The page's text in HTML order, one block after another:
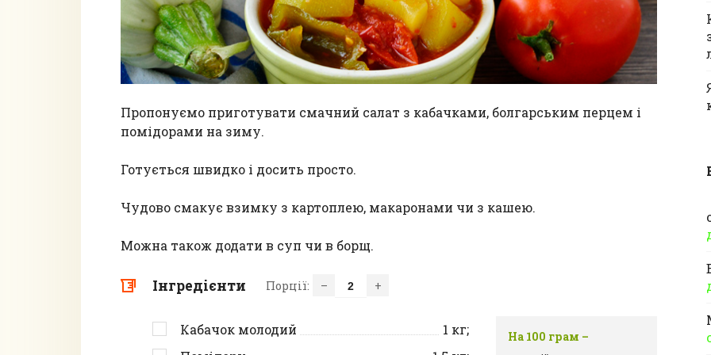
Пропонуємо приготувати смачний салат з кабачками, болгарським перцем і
помідорами на зиму.
Готується швидко і досить просто.
Чудово смакує взимку з картоплею, макаронами чи з кашею.
Можна також додати в суп чи в борщ.
Інгредієнти Порції: – +
Кабачок молодий 1 кг;
На 100 грам –